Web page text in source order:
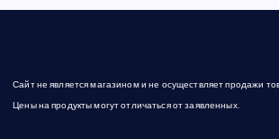
Сайт не является магазином и не осуществляет продажи
Цены на продукты могут отличаться от заявленных.